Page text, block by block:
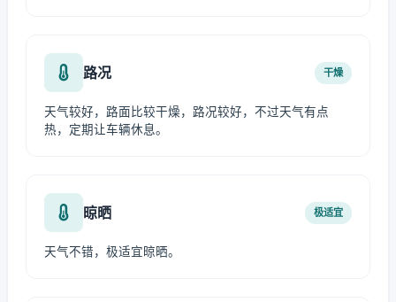
路况 干燥
天气较好，路面比较干燥，路况较好，不过天气有点
热，定期让车辆休息。
晾晒 极适宜
天气不错，极适宜晾晒。